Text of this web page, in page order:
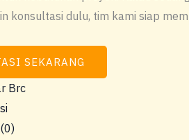
konsultasi dulu, tim kami siap
SEKARANG
Brc